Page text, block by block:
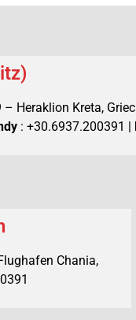
– Heraklion Kreta,
: +30.6937.200391 |
Chania,